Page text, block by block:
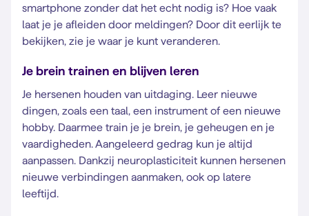
smartphone zonder dat het echt nodig is? Hoe vaak
laat je je afleiden door meldingen? Door dit eerlijk te
bekijken, zie je waar je kunt veranderen.
Je brein trainen en blijven leren
Je hersenen houden van uitdaging. Leer nieuwe
dingen, zoals een taal, een instrument of een nieuwe
hobby. Daarmee train je je brein, je geheugen en je
vaardigheden. Aangeleerd gedrag kun je altijd
aanpassen. Dankzij neuroplasticiteit kunnen hersenen
nieuwe verbindingen aanmaken, ook op latere
leeftijd.